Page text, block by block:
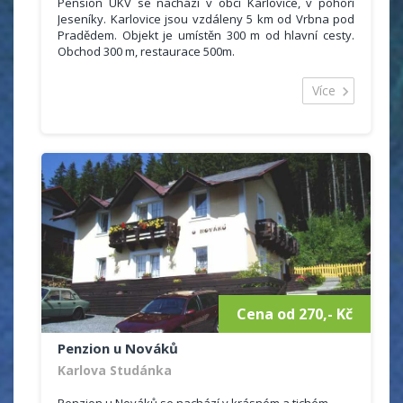
Jeseníky. Karlovice jsou vzdáleny 5 km od Vrbna pod
Pradědem. Objekt je umístěn 300 m od hlavní cesty.
Obchod 300 m, restaurace 500m.
pokojích se sociálním zařízením (malá koupelna se
sprchou a WC), malé ledničky a televize. Stravování je
místnost s TV, herna na stolní tenis se dvěma stoly.
Více
Cena od 270,- Kč
Penzion u Nováků
Karlova Studánka